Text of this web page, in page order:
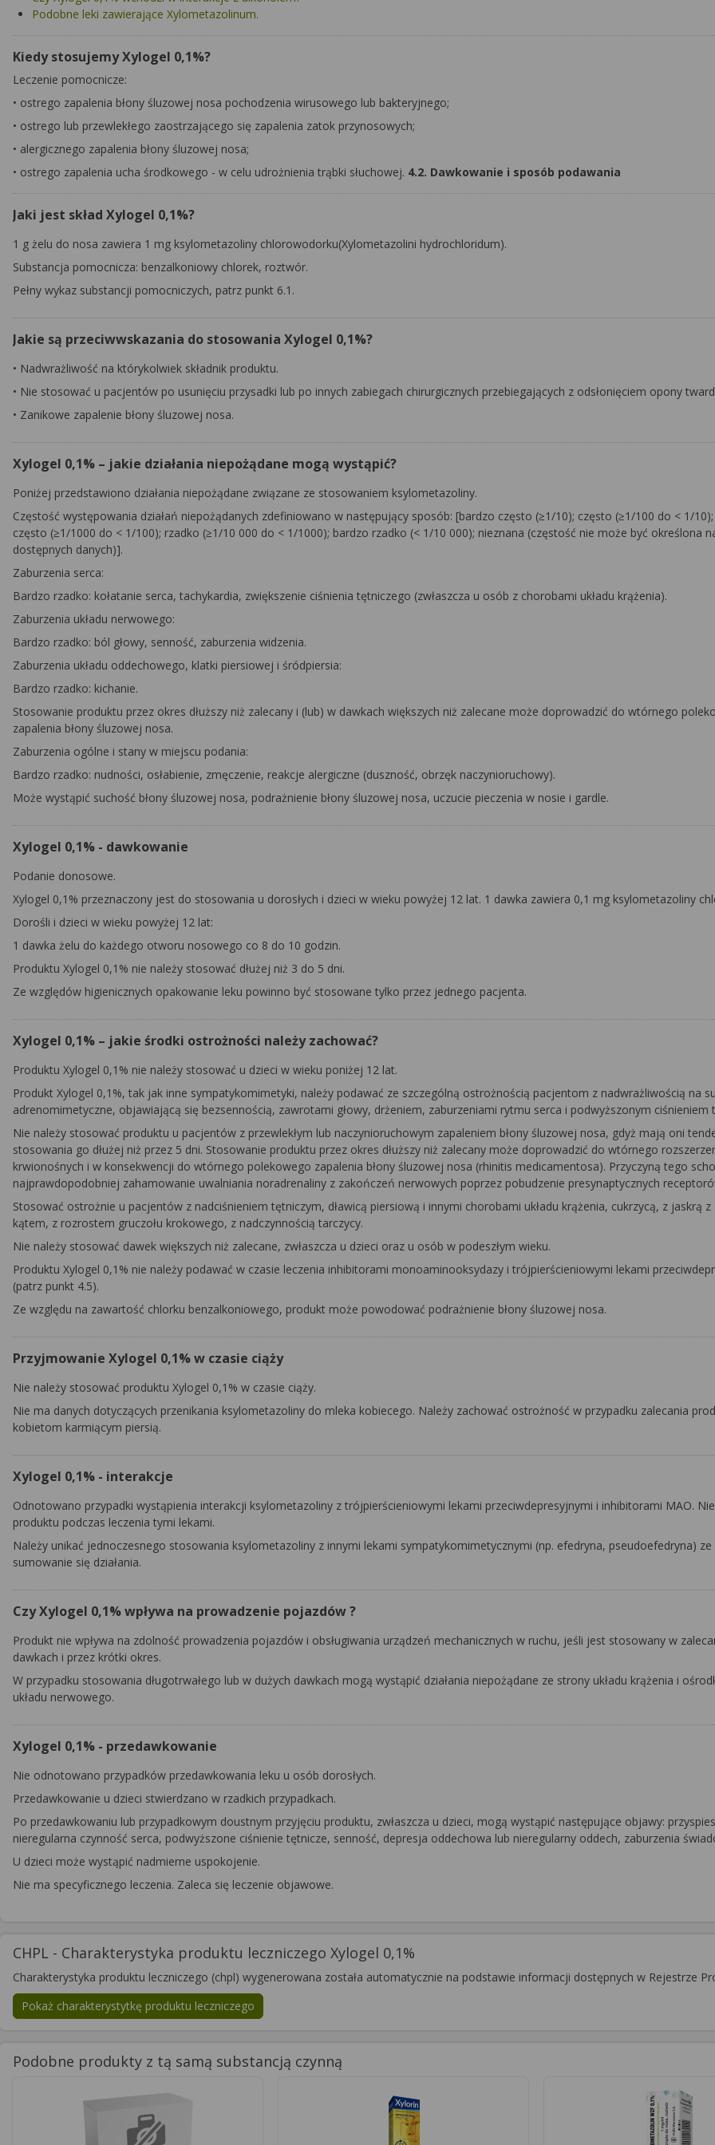
Podobne leki zawierające Xylometazolinum.
Kiedy stosujemy Xylogel 0,1%?
Leczenie pomocnicze:
• ostrego zapalenia błony śluzowej nosa pochodzenia wirusowego lub bakteryjnego;
• ostrego lub przewlekłego zaostrzającego się zapalenia zatok przynosowych;
• alergicznego zapalenia błony śluzowej nosa;
• ostrego zapalenia ucha środkowego - w celu udrożnienia trąbki słuchowej. 4.2. Dawkowanie i sposób podawania
Jaki jest skład Xylogel 0,1%?
1 g żelu do nosa zawiera 1 mg ksylometazoliny chlorowodorku(Xylometazolini hydrochloridum).
Substancja pomocnicza: benzalkoniowy chlorek, roztwór.
Pełny wykaz substancji pomocniczych, patrz punkt 6.1.
Jakie są przeciwwskazania do stosowania Xylogel 0,1%?
• Nadwrażliwość na którykolwiek składnik produktu.
• Nie stosować u pacjentów po usunięciu przysadki lub po innych zabiegach chirurgicznych przebiegających z odsłonięciem opony
• Zanikowe zapalenie błony śluzowej nosa.
Xylogel 0,1% – jakie działania niepożądane mogą wystąpić?
Poniżej przedstawiono działania niepożądane związane ze stosowaniem ksylometazoliny.
Częstość występowania działań niepożądanych zdefiniowano w następujący sposób: [bardzo często (≥1/10); często (≥1/100 do < 1/
często (≥1/1000 do < 1/100); rzadko (≥1/10 000 do < 1/1000); bardzo rzadko (< 1/10 000); nieznana (częstość nie może być określona
dostępnych danych)].
Zaburzenia serca:
Bardzo rzadko: kołatanie serca, tachykardia, zwiększenie ciśnienia tętniczego (zwłaszcza u osób z chorobami układu krążenia).
Zaburzenia układu nerwowego:
Bardzo rzadko: ból głowy, senność, zaburzenia widzenia.
Zaburzenia układu oddechowego, klatki piersiowej i śródpiersia:
Bardzo rzadko: kichanie.
Stosowanie produktu przez okres dłuższy niż zalecany i (lub) w dawkach większych niż zalecane może doprowadzić do wtórnego
zapalenia błony śluzowej nosa.
Zaburzenia ogólne i stany w miejscu podania:
Bardzo rzadko: nudności, osłabienie, zmęczenie, reakcje alergiczne (duszność, obrzęk naczynioruchowy).
Może wystąpić suchość błony śluzowej nosa, podrażnienie błony śluzowej nosa, uczucie pieczenia w nosie i gardle.
Xylogel 0,1% - dawkowanie
Podanie donosowe.
Xylogel 0,1% przeznaczony jest do stosowania u dorosłych i dzieci w wieku powyżej 12 lat. 1 dawka zawiera 0,1 mg ksylometazoliny
Dorośli i dzieci w wieku powyżej 12 lat:
1 dawka żelu do każdego otworu nosowego co 8 do 10 godzin.
Produktu Xylogel 0,1% nie należy stosować dłużej niż 3 do 5 dni.
Ze względów higienicznych opakowanie leku powinno być stosowane tylko przez jednego pacjenta.
Xylogel 0,1% – jakie środki ostrożności należy zachować?
Produktu Xylogel 0,1% nie należy stosować u dzieci w wieku poniżej 12 lat.
Produkt Xylogel 0,1%, tak jak inne sympatykomimetyki, należy podawać ze szczególną ostrożnością pacjentom z nadwrażliwością na
adrenomimetyczne, objawiającą się bezsennością, zawrotami głowy, drżeniem, zaburzeniami rytmu serca i podwyższonym ciśnieniem
Nie należy stosować produktu u pacjentów z przewlekłym lub naczynioruchowym zapaleniem błony śluzowej nosa, gdyż mają oni
stosowania go dłużej niż przez 5 dni. Stosowanie produktu przez okres dłuższy niż zalecany może doprowadzić do wtórnego
krwionośnych i w konsekwencji do wtórnego polekowego zapalenia błony śluzowej nosa (rhinitis medicamentosa). Przyczyną tego
najprawdopodobniej zahamowanie uwalniania noradrenaliny z zakończeń nerwowych poprzez pobudzenie presynaptycznych
Stosować ostrożnie u pacjentów z nadciśnieniem tętniczym, dławicą piersiową i innymi chorobami układu krążenia, cukrzycą, z jaskrą
kątem, z rozrostem gruczołu krokowego, z nadczynnością tarczycy.
Nie należy stosować dawek większych niż zalecane, zwłaszcza u dzieci oraz u osób w podeszłym wieku.
Produktu Xylogel 0,1% nie należy podawać w czasie leczenia inhibitorami monoaminooksydazy i trójpierścieniowymi lekami
(patrz punkt 4.5).
Ze względu na zawartość chlorku benzalkoniowego, produkt może powodować podrażnienie błony śluzowej nosa.
Przyjmowanie Xylogel 0,1% w czasie ciąży
Nie należy stosować produktu Xylogel 0,1% w czasie ciąży.
Nie ma danych dotyczących przenikania ksylometazoliny do mleka kobiecego. Należy zachować ostrożność w przypadku zalecania
kobietom karmiącym piersią.
Xylogel 0,1% - interakcje
Odnotowano przypadki wystąpienia interakcji ksylometazoliny z trójpierścieniowymi lekami przeciwdepresyjnymi i inhibitorami MAO.
produktu podczas leczenia tymi lekami.
Należy unikać jednoczesnego stosowania ksylometazoliny z innymi lekami sympatykomimetycznymi (np. efedryna, pseudoefedryna) ze
sumowanie się działania.
Czy Xylogel 0,1% wpływa na prowadzenie pojazdów ?
Produkt nie wpływa na zdolność prowadzenia pojazdów i obsługiwania urządzeń mechanicznych w ruchu, jeśli jest stosowany w
dawkach i przez krótki okres.
W przypadku stosowania długotrwałego lub w dużych dawkach mogą wystąpić działania niepożądane ze strony układu krążenia i
układu nerwowego.
Xylogel 0,1% - przedawkowanie
Nie odnotowano przypadków przedawkowania leku u osób dorosłych.
Przedawkowanie u dzieci stwierdzano w rzadkich przypadkach.
Po przedawkowaniu lub przypadkowym doustnym przyjęciu produktu, zwłaszcza u dzieci, mogą wystąpić następujące objawy:
nieregularna czynność serca, podwyższone ciśnienie tętnicze, senność, depresja oddechowa lub nieregularny oddech, zaburzenia
U dzieci może wystąpić nadmierne uspokojenie.
Nie ma specyficznego leczenia. Zaleca się leczenie objawowe.
CHPL - Charakterystyka produktu leczniczego Xylogel 0,1%
Charakterystyka produktu leczniczego (chpl) wygenerowana została automatycznie na podstawie informacji dostępnych w Rejestrze
Pokaż charakterystytkę produktu leczniczego
Podobne produkty z tą samą substancją czynną